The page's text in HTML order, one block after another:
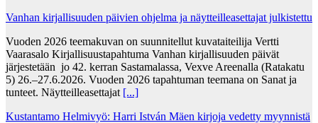
Vanhan kirjallisuuden päivien ohjelma ja näytteilleasettajat julkistettu
Vuoden 2026 teemakuvan on suunnitellut kuvataiteilija Vertti
Vaarasalo Kirjallisuustapahtuma Vanhan kirjallisuuden päivät
järjestetään jo 42. kerran Sastamalassa, Vexve Areenalla (Ratakatu
5) 26.–27.6.2026. Vuoden 2026 tapahtuman teemana on Sanat ja
tunteet. Näytteilleasettajat [...]
Kustantamo Helmivyö: Harri István Mäen kirjoja vedetty myynnistä